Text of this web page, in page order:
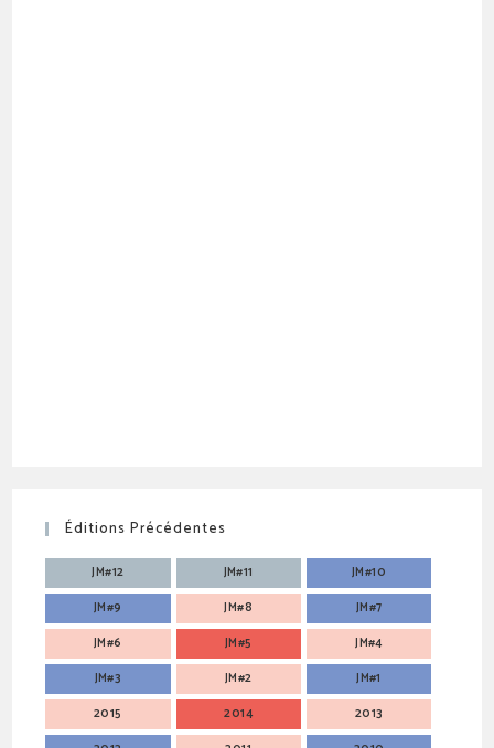
Éditions Précédentes
JM#12 JM#11
JM#10
JM#9
JM#8
JM#7
JM#6
JM#5
JM#4
JM#3
JM#2
JM#1
2015
2014
2013